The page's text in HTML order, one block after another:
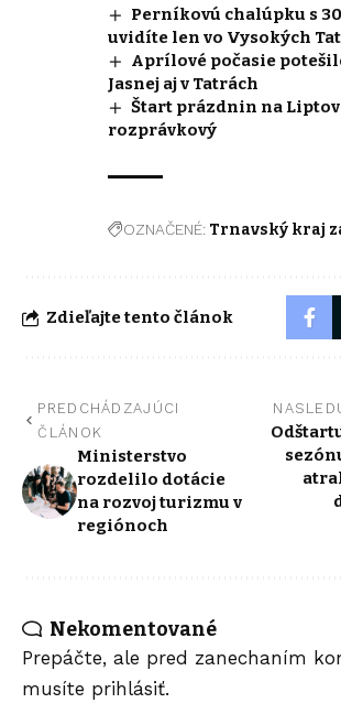
Perníkovú chalúpku s
uvidíte len vo Vysokých
Aprílové počasie
Jasnej aj v Tatrách
Štart prázdnin na
rozprávkový
OZNAČENÉ: Trnavský kraj
Zdieľajte tento článok
PREDCHÁDZAJÚCI
ČLÁNOK
Ministerstvo
rozdelilo dotácie
na rozvoj turizmu v
regiónoch
Nekomentované
Prepáčte, ale pred zanechaním
musíte prihlásiť.